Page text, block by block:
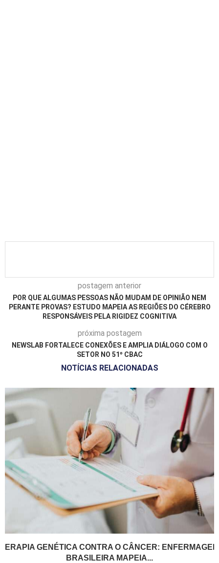
postagem anterior
POR QUE ALGUMAS PESSOAS NÃO MUDAM DE OPINIÃO NEM
PERANTE PROVAS? ESTUDO MAPEIA AS REGIÕES DO CÉREBRO
RESPONSÁVEIS PELA RIGIDEZ COGNITIVA
próxima postagem
NEWSLAB FORTALECE CONEXÕES E AMPLIA DIÁLOGO COM O
SETOR NO 51º CBAC
NOTÍCIAS RELACIONADAS
TERAPIA GENÉTICA CONTRA O CÂNCER: ENFERMAGEM
BRASILEIRA MAPEIA...